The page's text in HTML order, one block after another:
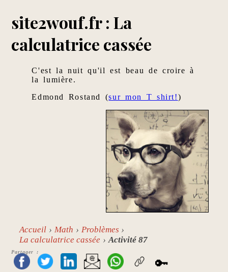
site2wouf.fr : La
calculatrice cassée
C'est la nuit qu'il est beau de croire à
la lumière.
Edmond Rostand (sur mon T shirt!)
Accueil Math
Problèmes
La calculatrice cassée
Activité 87
Partager :
🔑